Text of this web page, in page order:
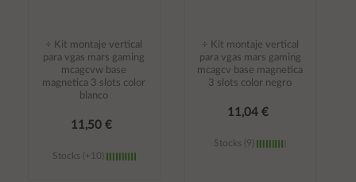
÷ Kit montaje vertical
para vgas mars gaming
mcagcvw base
magnetica 3 slots color
blanco
11,50 €
Stocks (+10)
÷ Kit montaje vertical
para vgas mars gaming
mcagcv base magnetica
3 slots color negro
11,04 €
Stocks (9)